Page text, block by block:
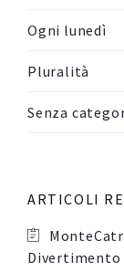
Ogni lunedì
Pluralità
Senza
ARTICOLI
Divertimento